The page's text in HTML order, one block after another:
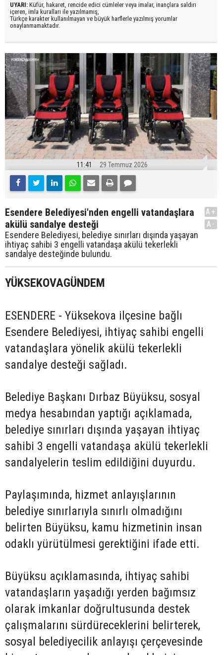
UYARI: Küfür, hakaret, rencide edici cümleler veya imalar, inançlara saldırı
içeren, imla kuralları ile yazılmamış,
Türkçe karakter kullanılmayan ve büyük harflerle yazılmış yorumlar
onaylanmamaktadır.
11:41 29 Temmuz 2026
Esendere Belediyesi'nden engelli vatandaşlara
akülü sandalye desteği
Esendere Belediyesi, belediye sınırları dışında yaşayan
ihtiyaç sahibi 3 engelli vatandaşa akülü tekerlekli
sandalye desteğinde bulundu.
A+
A-
YÜKSEKOVAGÜNDEM
ESENDERE - Yüksekova ilçesine bağlı
Esendere Belediyesi, ihtiyaç sahibi engelli
vatandaşlara yönelik akülü tekerlekli
sandalye desteği sağladı.
Belediye Başkanı Dırbaz Büyüksu, sosyal
medya hesabından yaptığı açıklamada,
belediye sınırları dışında yaşayan ihtiyaç
sahibi 3 engelli vatandaşa akülü tekerlekli
sandalyelerin teslim edildiğini duyurdu.
Paylaşımında, hizmet anlayışlarının
belediye sınırlarıyla sınırlı olmadığını
belirten Büyüksu, kamu hizmetinin insan
odaklı yürütülmesi gerektiğini ifade etti.
Büyüksu açıklamasında, ihtiyaç sahibi
vatandaşların yaşadığı yerden bağımsız
olarak imkanlar doğrultusunda destek
çalışmalarını sürdüreceklerini belirterek,
sosyal belediyecilik anlayışı çerçevesinde